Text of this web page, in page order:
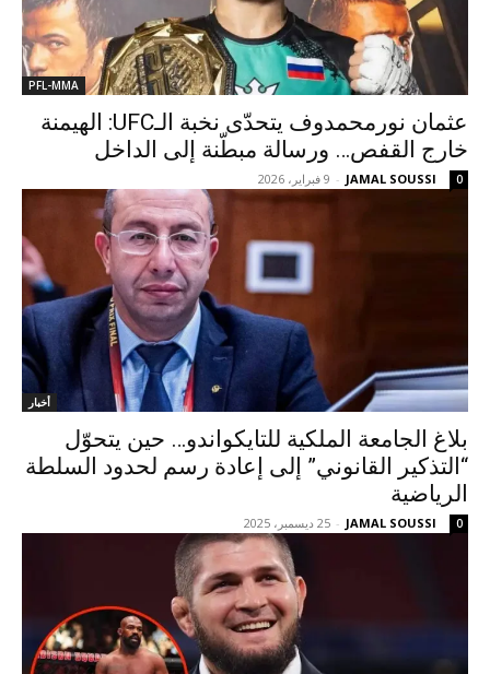
PFL-MMA
عثمان نورمحمدوف يتحدّى نخبة الـUFC: الهيمنة
خارج القفص… ورسالة مبطّنة إلى الداخل
JAMAL SOUSSI
- 9 فبراير، 2026 0
أخبار
بلاغ الجامعة الملكية للتايكواندو… حين يتحوّل
“التذكير القانوني” إلى إعادة رسم لحدود السلطة
الرياضية
JAMAL SOUSSI
- 25 ديسمبر، 2025 0